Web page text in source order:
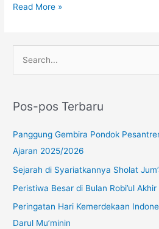
Read More »
i
k
:
Pos-pos Terbaru
Panggung Gembira Pondok
Ajaran 2025/2026
Sejarah di Syariatkannya Sholat
Peristiwa Besar di Bulan Robi’ul Akhir
Peringatan Hari Kemerdekaan
Darul Mu’minin
InstagramYouTube WhatsApp